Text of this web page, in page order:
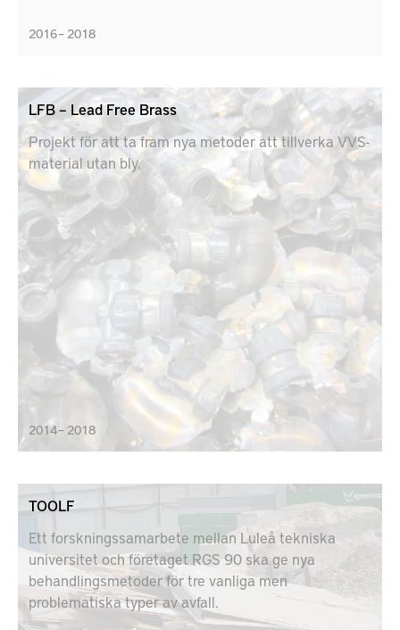
2016 – 2018
LFB – Lead Free Brass
Projekt för att ta fram nya metoder att tillverka VVS-
material utan bly.
2014 – 2018
TOOLF
Ett forskningssamarbete mellan Luleå tekniska
universitet och företaget RGS 90 ska ge nya
behandlingsmetoder för tre vanliga men
problematiska typer av avfall.